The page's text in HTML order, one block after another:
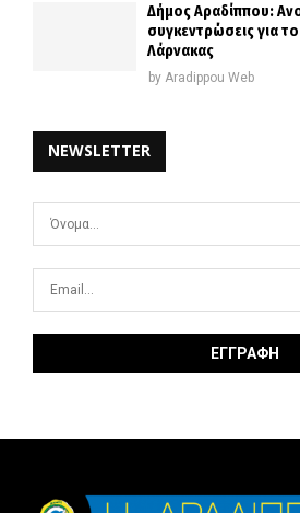
Δήμος Αραδίππου:
συγκεντρώσεις για
Λάρνακας
by Aradippou Web
NEWSLETTER